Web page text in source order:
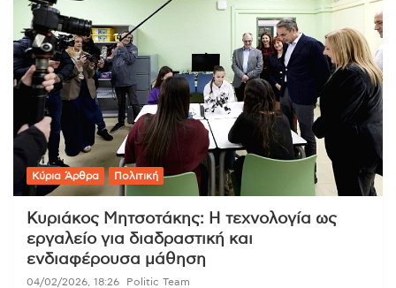
Κύρια Άρθρα Πολιτική
Κυριάκος Μητσοτάκης: Η τεχνολογία ως
εργαλείο για διαδραστική και
ενδιαφέρουσα μάθηση
04/02/2026, 18:26 Politic Team